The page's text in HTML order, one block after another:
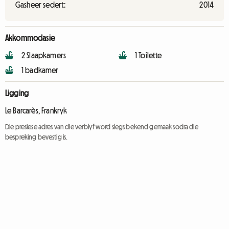
Gasheer sedert: 2014
Akkommodasie
2 Slaapkamers
1 badkamer
1 Toilette
Ligging
Le Barcarès, Frankryk
Die presiese adres van die verblyf word slegs bekend gemaak sodra die
bespreking bevestig is.